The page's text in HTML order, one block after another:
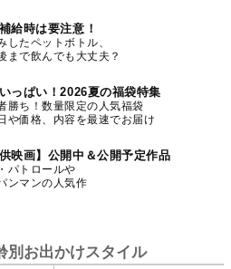
給時は要注意！
したペットボトル、
まで飲んでも大丈夫？
っぱい！2026夏の福袋特集
勝ち！数量限定の人気福袋
や価格、内容を最速でお届け
供映画】公開中＆公開予定作品
パトロールや
ンマンの人気作
別お出かけスタイル